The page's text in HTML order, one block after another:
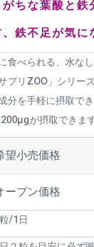
ちな葉酸と鉄
鉄不足が気に
食べられる、水な
プリZOO」シリー
分を手軽に摂取でき
が摂取できます
望小売価格
ープン価格
/1日